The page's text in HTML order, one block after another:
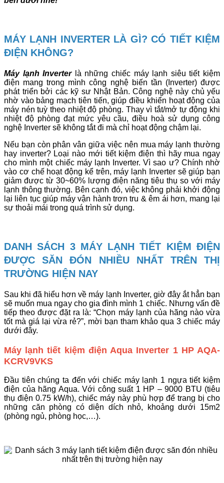
MÁY LẠNH INVERTER LÀ GÌ? CÓ TIẾT KIỆM
ĐIỆN KHÔNG?
Máy lạnh Inverterlà những chiếc máy lạnh siêu tiết kiệm
điện mang trong mình công nghệ biến tần (Inverter) được
phát triển bởi các kỹ sư Nhật Bản. Công nghệ này chủ yếu
nhờ vào bảng mạch tiên tiến, giúp điều khiển hoạt động của
máy nén tuỳ theo nhiệt độ phòng. Thay vì tắt/mở tự động khi
nhiệt độ phòng đạt mức yêu cầu, điều hoà sử dụng công
nghệ Inverter sẽ không tắt đi mà chỉ hoạt động chậm lại.
Nếu bạn còn phân vân giữa việc nên mua máy lạnh thường
hay inverter? Loại nào mới tiết kiệm điện thì hãy mua ngay
cho mình một chiếc máy lạnh Inverter. Vì sao ư? Chính nhờ
vào cơ chế hoạt động kể trên, máy lạnh Inverter sẽ giúp bạn
giảm được từ 30~60% lượng điện năng tiêu thụ so với máy
lạnh thông thường. Bên cạnh đó, việc không phải khởi động
lại liên tục giúp máy vận hành trơn tru & êm ái hơn, mang lại
sự thoải mái trong quá trình sử dụng.
DANH SÁCH 3 MÁY LẠNH TIẾT KIỆM ĐIỆN
ĐƯỢC SĂN ĐÓN NHIỀU NHẤT TRÊN THỊ
TRƯỜNG HIỆN NAY
Sau khi đã hiểu hơn về máy lạnh Inverter, giờ đây ắt hẳn bạn
sẽ muốn mua ngay cho gia đình mình 1 chiếc. Nhưng vấn đề
tiếp theo được đặt ra là: “Chọn máy lạnh của hãng nào vừa
tốt mà giá lại vừa rẻ?”, mời bạn tham khảo qua 3 chiếc máy
dưới đây.
Máy lạnh tiết kiệm điện Aqua Inverter 1 HP AQA-
KCRV9VKS
Đầu tiên chúng ta đến với chiếc máy lạnh 1 ngựa tiết kiệm
điện của hãng Aqua. Với công suất 1 HP – 9000 BTU (tiêu
thụ điện 0.75 kW/h), chiếc máy này phù hợp để trang bị cho
những căn phòng có diện dích nhỏ, khoảng dưới 15m2
(phòng ngủ, phòng học,…).